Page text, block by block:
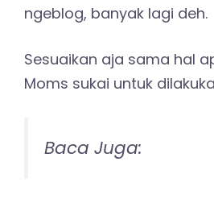
ngeblog, banyak lagi deh.
Sesuaikan aja sama hal
Moms sukai untuk
Baca Juga: